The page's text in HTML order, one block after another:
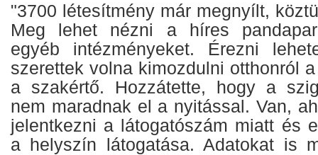
"3700 létesítmény már megnyílt,
Meg lehet nézni a híres
egyéb intézményeket. Érezni
szerettek volna kimozdulni otthonról
a szakértő. Hozzátette, hogy a
nem maradnak el a nyitással. Van,
jelentkezni a látogatószám miatt és
a helyszín látogatása. Adatokat is